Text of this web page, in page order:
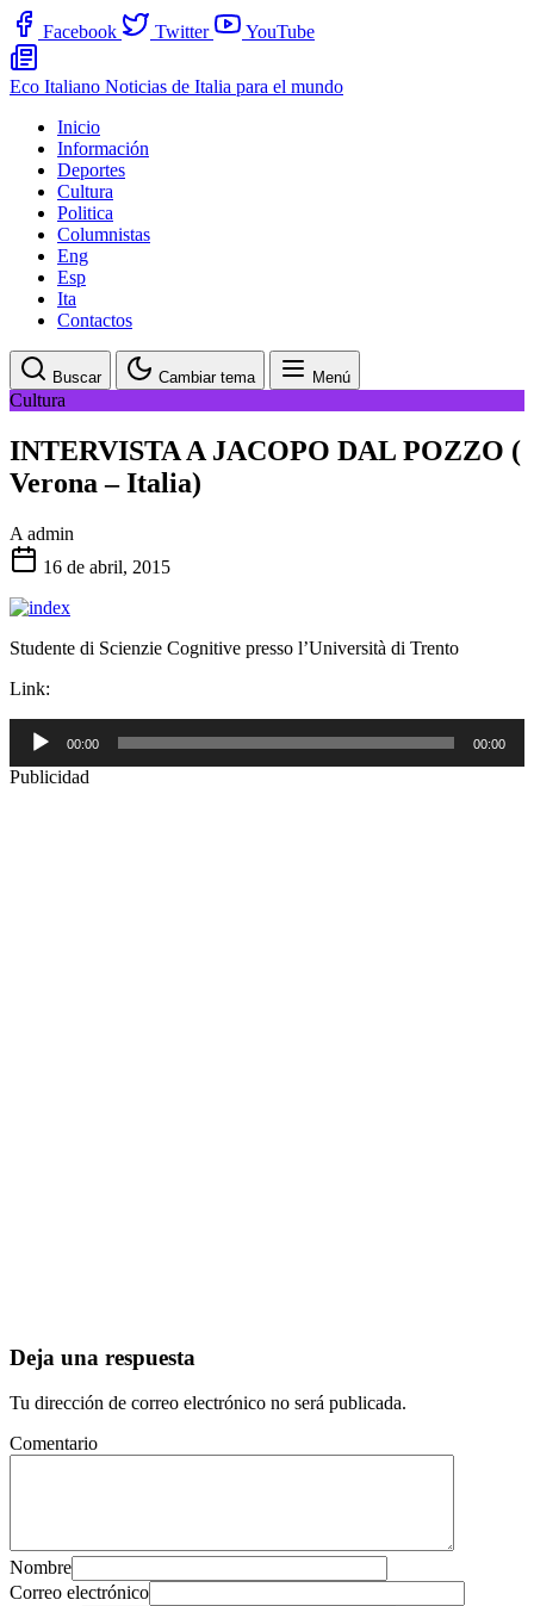
Facebook Twitter YouTube
Eco Italiano Noticias de Italia para el mundo
Inicio
Información
Deportes
Cultura
Politica
Columnistas
Eng
Esp
Ita
Contactos
Buscar Cambiar tema Menú
Cultura
INTERVISTA A JACOPO DAL POZZO (
Verona – Italia)
A admin
16 de abril, 2015
Studente di Scienzie Cognitive presso l’Università di Trento
Link:
Reproductor
audio
00:00 00:00
Publicidad
Deja una respuesta
Tu dirección de correo electrónico no será publicada.
Comentario
Nombre
Correo electrónico